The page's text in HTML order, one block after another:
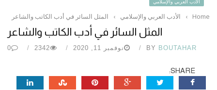
الأدب العربي والإسلامي
Home
› الأدب العربي والإسلامي › المثل السائر في أدب الكاتب والشاعر
المثل السائر في أدب الكاتب والشاعر
BY BOUTAHAR نوفمبر 11, 2020 2342
0
SHARE: